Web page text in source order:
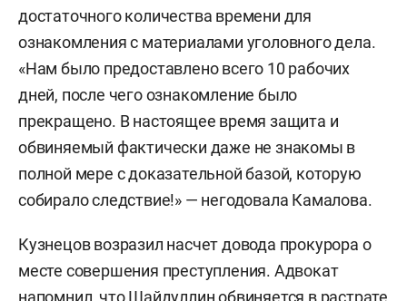
достаточного количества времени для
ознакомления с материалами уголовного дела.
«Нам было предоставлено всего 10 рабочих
дней, после чего ознакомление было
прекращено. В настоящее время защита и
обвиняемый фактически даже не знакомы в
полной мере с доказательной базой, которую
собирало следствие!» — негодовала Камалова.
Кузнецов возразил насчет довода прокурора о
месте совершения преступления. Адвокат
напомнил, что Шайдуллин обвиняется в растрате